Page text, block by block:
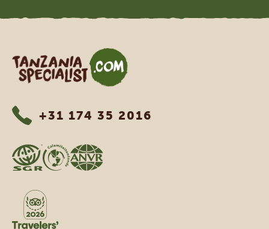
Tanzania Specialist
+31 174 35 2016